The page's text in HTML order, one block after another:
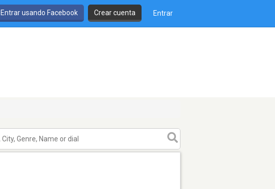
Entrar usando Facebook Crear cuenta Entrar